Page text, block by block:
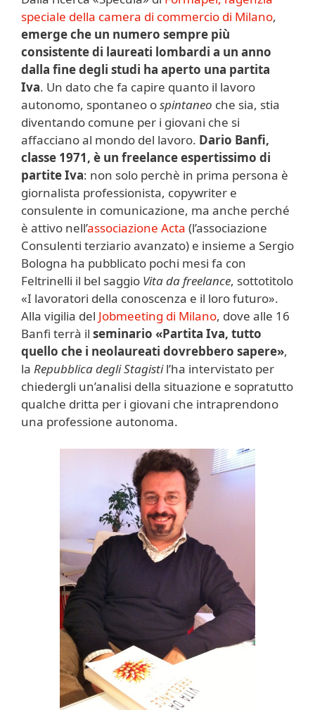
speciale della camera di commercio di Milano,
emerge che un numero sempre più
consistente di laureati lombardi a un anno
dalla fine degli studi ha aperto una partita
Iva. Un dato che fa capire quanto il lavoro
autonomo, spontaneo ospintaneo che sia, stia
diventando comune per i giovani che si
affacciano al mondo del lavoro. Dario Banfi,
classe 1971, è un freelanceespertissimo di
partite Iva: non solo perchè in prima persona è
giornalista professionista, copywriter e
consulente in comunicazione, ma anche perché
è attivo nell’associazione Acta (l’associazione
Consulenti terziario avanzato) e insieme a Sergio
Bologna ha pubblicato pochi mesi fa con
Feltrinelli il bel saggio Vita da freelance, sottotitolo
«I lavoratori della conoscenza e il loro futuro».
Alla vigilia del Jobmeeting di Milano, dove alle 16
Banfi terrà il seminario «Partita Iva, tutto
quello che i neolaureati dovrebbero sapere»,
la Repubblica degli Stagistil’ha intervistato per
chiedergli un’analisi della situazione e sopratutto
qualche dritta per i giovani che intraprendono
una professione autonoma.